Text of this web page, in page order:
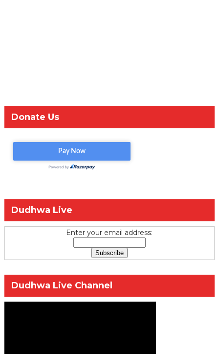
Donate Us
Dudhwa Live
Enter your email address:
Dudhwa Live Channel